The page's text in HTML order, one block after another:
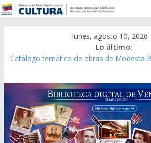
lunes, agosto 10, 2026
Lo último:
Catálogo temático de obras de Modesta
Una Parálisis [material gráfico]
Modesta Bor Sánchez [material gráfico]
Gaceta Oficial de la República de
Caracas 09 de marzo de 2006 N° 38.394